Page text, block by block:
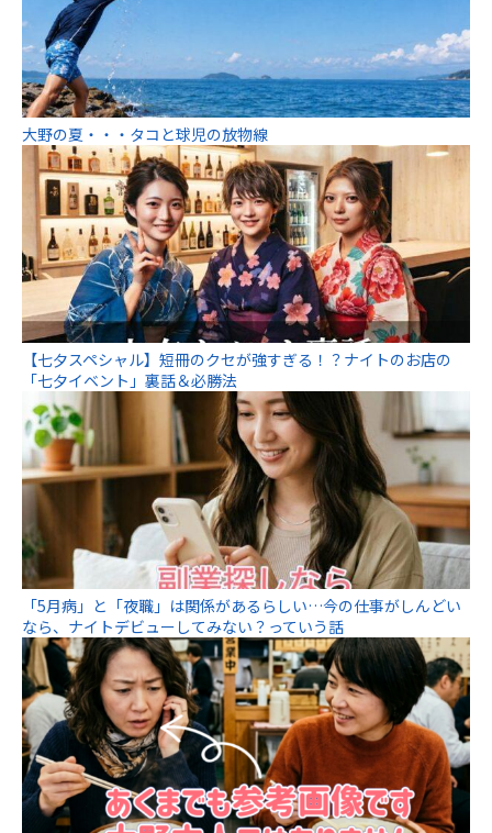
大野の夏・・・タコと球児の放物線
【七夕スペシャル】短冊のクセが強すぎる！？ナイトのお店の
「七夕イベント」裏話＆必勝法
「5月病」と「夜職」は関係があるらしい…今の仕事がしんどい
なら、ナイトデビューしてみない？っていう話